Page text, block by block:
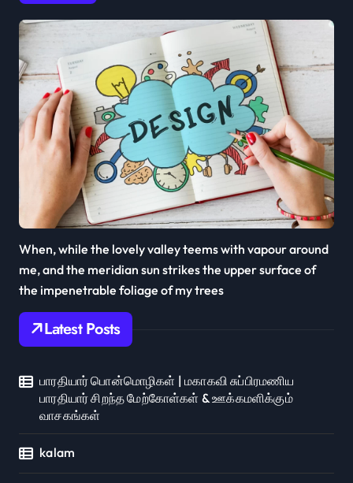
When, while the lovely valley teems with vapour around
me, and the meridian sun strikes the upper surface of
the impenetrable foliage of my trees
Latest Posts
பாரதியார் பொன்மொழிகள் | மகாகவி சுப்பிரமணிய
பாரதியார் சிறந்த மேற்கோள்கள் & ஊக்கமளிக்கும்
வாசகங்கள்
kalam